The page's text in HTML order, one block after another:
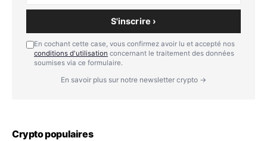
S'inscrire ›
En cochant cette case, vous confirmez avoir lu et accepté nos
conditions d'utilisation concernant le traitement des données
soumises via ce formulaire.
En savoir plus sur notre newsletter crypto →
Crypto populaires